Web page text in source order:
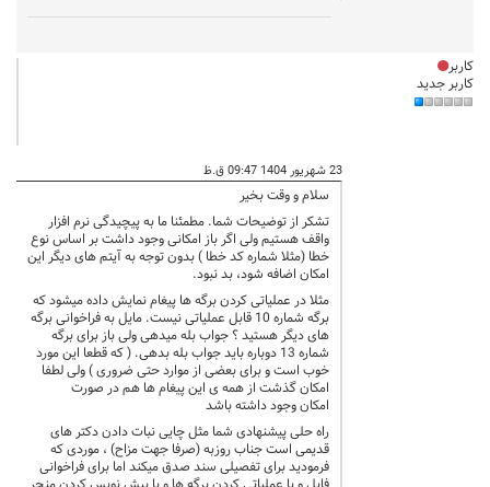
کاربر
کاربر جدید
23 شهریور 1404 09:47 ق.ظ
سلام و وقت بخیر
تشکر از توضیحات شما. مطمئنا ما به پیچیدگی نرم افزار
واقف هستیم ولی اگر باز امکانی وجود داشت بر اساس نوع
خطا (مثلا شماره کد خطا ) بدون توجه به آیتم های دیگر این
امکان اضافه شود، بد نبود.
مثلا در عملیاتی کردن برگه ها پیغام نمایش داده میشود که
برگه شماره 10 قابل عملیاتی نیست. مایل به فراخوانی برگه
های دیگر هستید ؟ جواب بله میدهی ولی باز برای برگه
شماره 13 دوباره باید جواب بله بدهی. ( که قطعا این مورد
خوب است و برای بعضی از موارد حتی ضروری ) ولی لطفا
امکان گذشت از همه ی این پیغام ها هم در صورت
امکان وجود داشته باشد
راه حلی پیشنهادی شما مثل چایی نبات دادن دکتر های
قدیمی است جناب روزبه (صرفا جهت مزاح) ، موردی که
فرمودید برای تفصیلی سند صدق میکند اما برای فراخوانی